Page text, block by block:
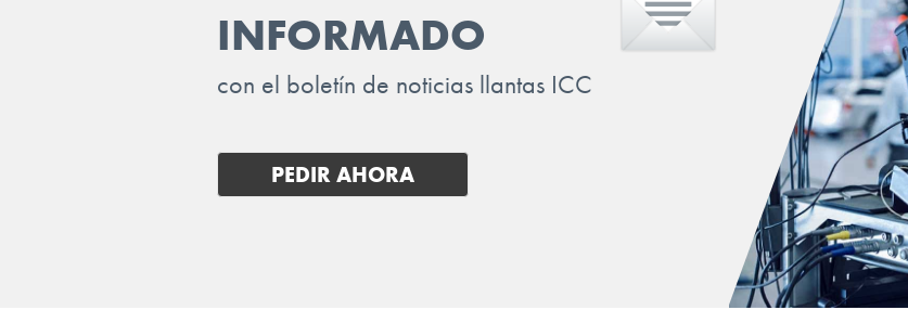
VOYAH
XPENG
INFORMADO
con el boletín de noticias llantas ICC
PEDIR AHORA